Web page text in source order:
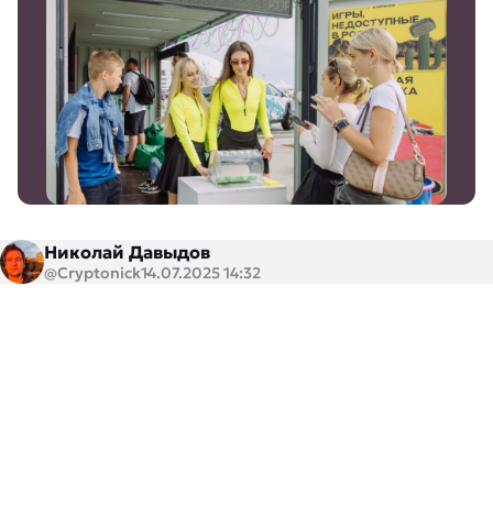
Николай Давыдов
@Cryptonick14.07.2025 14:32